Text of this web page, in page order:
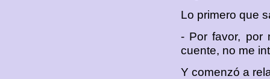
Lo primero que
- Por favor, por
cuente, no me
Y comenzó a